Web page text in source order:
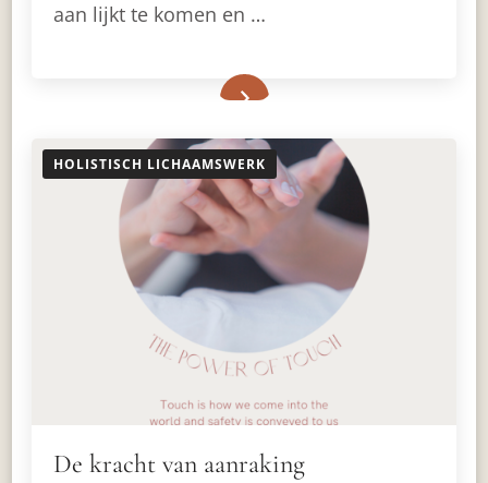
aan lijkt te komen en …
HOLISTISCH LICHAAMSWERK
De kracht van aanraking